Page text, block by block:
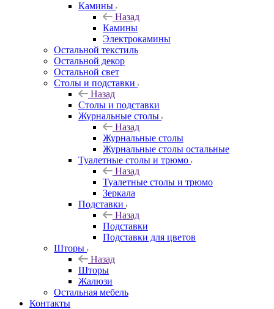
Камины
Назад
Камины
Электрокамины
Остальной текстиль
Остальной декор
Остальной свет
Столы и подставки
Назад
Столы и подставки
Журнальные столы
Назад
Журнальные столы
Журнальные столы остальные
Туалетные столы и трюмо
Назад
Туалетные столы и трюмо
Зеркала
Подставки
Назад
Подставки
Подставки для цветов
Шторы
Назад
Шторы
Жалюзи
Остальная мебель
Контакты